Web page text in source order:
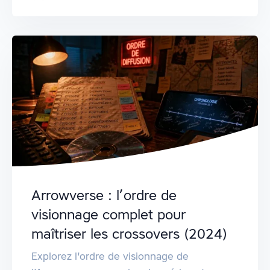
Arrowverse : l’ordre de
visionnage complet pour
maîtriser les crossovers (2024)
Explorez l'ordre de visionnage de